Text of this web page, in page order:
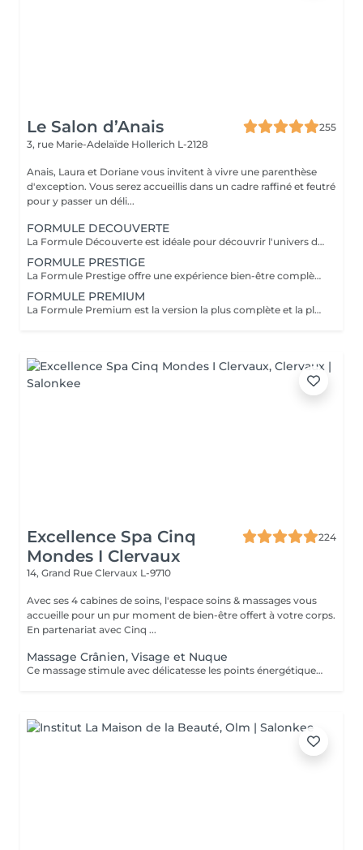
Le Salon d’Anais
255
3, rue Marie-Adelaïde Hollerich L-2128
Anais, Laura et Doriane vous invitent à vivre une parenthèse
d'exception. Vous serez accueillis dans un cadre raffiné et feutré
pour y passer un déli...
FORMULE DECOUVERTE
La Formule Découverte est idéale pour découvrir l'univers du Head Spa et s'offrir un véritable moment de détente. Ce soin associe massage crânien par acupression, diffusion d'eau sous arche et ambiance sensorielle apaisante pour libérer les tensions et favoriser le lâcher-prise. Le cuir chevelu est revitalisé, l'esprit apaisé et les cheveux retrouvent douceur et légèreté. Le séchage des cheveux est inclus à la fin de la prestation. Parfaite pour une première expérience relaxante.
FORMULE PRESTIGE
La Formule Prestige offre une expérience bien-être complète, alliant soin du cuir chevelu, détente capillaire et soin du visage. Grâce à des techniques manuelles ciblées et à une atmosphère enveloppante, cette formule procure une relaxation profonde tout en sublimant la peau et les cheveux. Elle permet de relâcher les tensions, d'améliorer la circulation et de retrouver une sensation d'équilibre et d'harmonie. Le séchage des cheveux est inclus. Idéale pour s'accorder un moment de bien-être global.
FORMULE PREMIUM
La Formule Premium est la version la plus complète et la plus exclusive de l'expérience Head Spa. Elle reprend tous les bienfaits de la Formule Prestige, avec un soin visage complet, un soin capillaire approfondi et une relaxation globale, tout en y ajoutant un gommage du cuir chevelu, une diffusion de vapeur et un massage spécifique réalisé pendant le temps de pause. La vapeur permet d'optimiser l'efficacité des soins, de détendre les muscles en profondeur et de renforcer les bienfaits du massage crânien. Chaque étape est pensée pour offrir un moment d'exception, alliant performance, confort et lâcher-prise total. Le séchage des cheveux est inclus. Recommandée pour vivre l'expérience Head Spa dans sa version la plus luxueuse.
Excellence Spa Cinq
Mondes I Clervaux
224
14, Grand Rue Clervaux L-9710
Avec ses 4 cabines de soins, l'espace soins & massages vous
accueille pour un pur moment de bien-être offert à votre corps.
En partenariat avec Cinq ...
Massage Crânien, Visage et Nuque
Ce massage stimule avec délicatesse les points énergétiques tout en détendant les muscles du visage, afin d'apporter un profond relâchement des tensions de la nuque. La durée de la prestation (30min) inclut l'installation et le temps de relaxation intégré à nos soins (10min).